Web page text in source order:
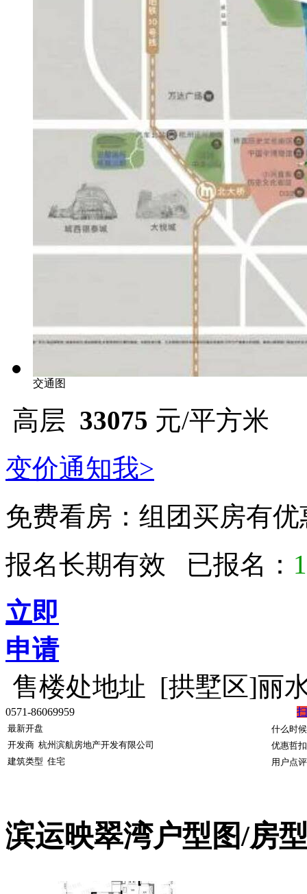
交通图
高层 33075 元/平方米
变价通知我>
免费看房： 组团买房有
报名长期有效 已报名：
立即
申请
售楼处地址 [拱墅区]丽
0571-86069959
最新开盘
什么时
开发商 杭州滨航房地产开发有限公司
优惠哲扣
建筑类型 住宅 用户点评
滨运映翠湾户型图/房